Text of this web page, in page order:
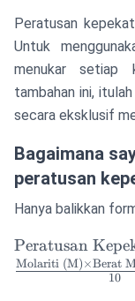
Peratusan
Untuk
menukar setiap
tambahan ini,
secara eksklusif
Bagaimana
peratusan
Hanya balikkan
\text{Peratusan
Kepekatan
Peratusan
10
Molariti (M)×Berat